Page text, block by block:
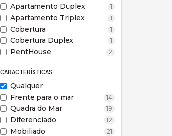
Apartamento Duplex 1
Apartamento Triplex 1
Cobertura 1
Cobertura Duplex 1
PentHouse 2
CARACTERÍSTICAS
Qualquer
Frente para o mar
14
Quadra do Mar 19
Diferenciado 12
Mobiliado 21